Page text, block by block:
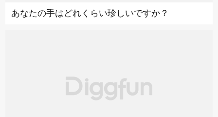
あなたの手はどれくらい珍しいですか？